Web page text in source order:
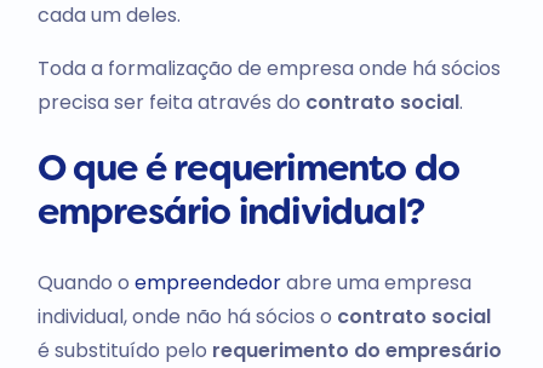
cada um deles.
Toda a formalização de empresa onde há sócios
precisa ser feita através do contrato social.
O que é requerimento do
empresário individual?
Quando o empreendedorabre uma empresa
individual, onde não há sócios o contrato social
é substituído pelo requerimento do empresário